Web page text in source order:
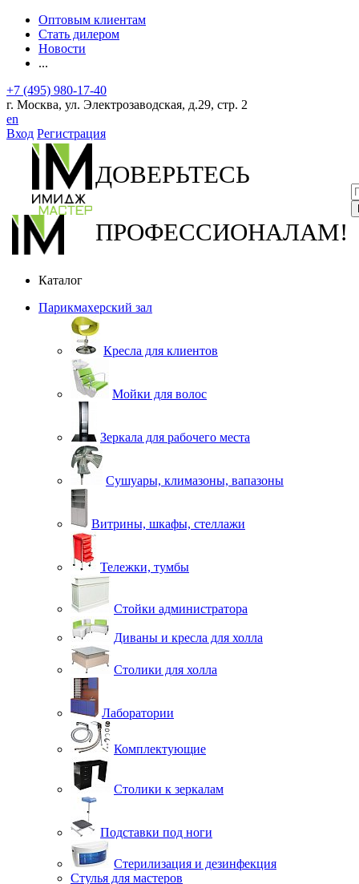
Оптовым клиентам
Стать дилером
Новости
...
+7 (495) 980-17-40
г. Москва, ул. Электрозаводская, д.29, стр. 2
en
Вход Регистрация
ДОВЕРЬТЕСЬ
ПРОФЕССИОНАЛАМ!
Каталог
Парикмахерский зал
Кресла для клиентов
Мойки для волос
Зеркала для рабочего места
Сушуары, климазоны, вапазоны
Витрины, шкафы, стеллажи
Тележки, тумбы
Стойки администратора
Диваны и кресла для холла
Столики для холла
Лаборатории
Комплектующие
Столики к зеркалам
Подставки под ноги
Стерилизация и дезинфекция
Стулья для мастеров